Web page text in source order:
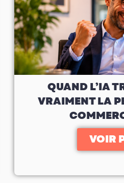
QUAND L’IA
VRAIMENT LA
VOIR